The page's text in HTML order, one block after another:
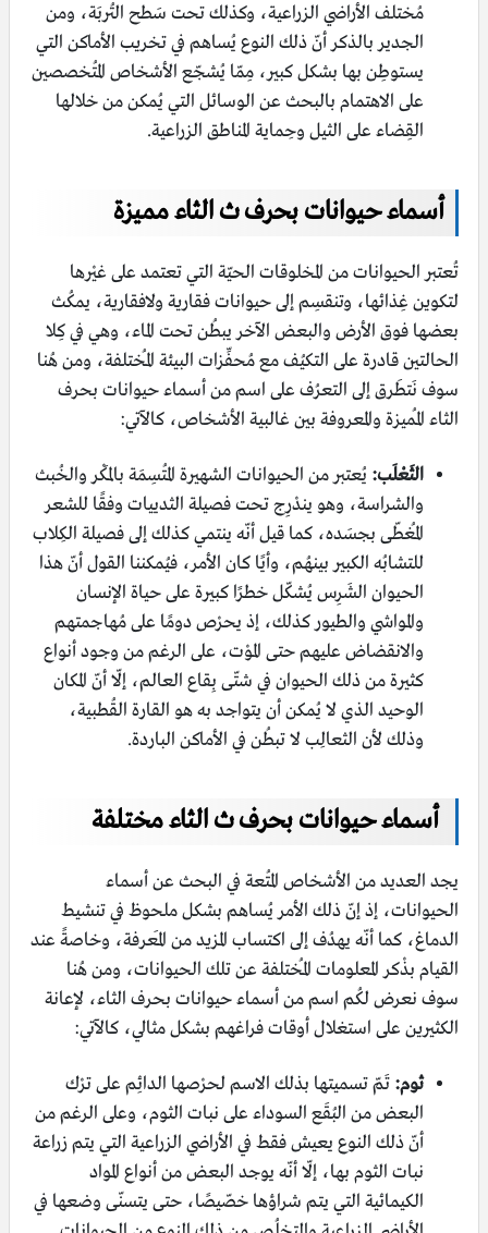
مُختلف الأراضي الزراعية، وكذلك تحت سَطح التُربَة، ومن
الجدير بالذكر أنّ ذلك النوع يُساهم في تخريب الأماكن التي
يستوطِن بها بشكل كبير، مِمّا يُشجّع الأشخاص المُتخصصين
على الاهتمام بالبحث عن الوسائل التي يُمكن من خلالها
القِضاء على الثيل وحِماية المناطق الزراعية.
أسماء حيوانات بحرف ث الثاء مميزة
تُعتبر الحيوانات من المخلوقات الحيّة التي تعتمد على غيْرها
لتكوين غِذائها، وتنقسِم إلى حيوانات فقارية ولافقارية، يمكُث
بعضها فوق الأرض والبعض الآخر يبطُن تحت الماء، وهي في كِلا
الحالتين قادرة على التكيُف مع مُحفِّزات البيئة المُختلفة، ومن هُنا
سوف نَتطَرق إلى التعرُف على اسم من أسماء حيوانات بحرف
الثاء المُميزة والمعروفة بين غالبية الأشخاص، كالآتي:
الثَعْلَب: يُعتبر من الحيوانات الشهيرة المُتسِمَة بالمَكْر والخُبث
والشراسة، وهو يندْرِج تحت فصيلة الثدييات وفقًا للشعر
المُغطّى بجسَده، كما قيل أنّه ينتمي كذلك إلى فصيلة الكِلاب
للتشابُه الكبير بينهُم، وأيًا كان الأمر، فيُمكننا القول أنّ هذا
الحيوان الشَرِس يُشكّل خطرًا كبيرة على حياة الإنسان
والمواشي والطيور كذلك، إذ يحرْص دومًا على مُهاجمتهم
والانقضاض عليهم حتى الموْت، على الرغم من وجود أنواع
كثيرة من ذلك الحيوان في شتّى بِقاع العالم، إلّا أنّ المكان
الوحيد الذي لا يُمكن أن يتواجد به هو القارة القُطبية،
وذلك لأن الثعالِب لا تبطُن في الأماكن الباردة.
أسماء حيوانات بحرف ث الثاء مختلفة
يجد العديد من الأشخاص المُتعة في البحث عن أسماء
الحيوانات، إذ إنّ ذلك الأمر يُساهم بشكل ملحوظ في تنشيط
الدماغ، كما أنّه يهدُف إلى اكتساب المزيد من المَعرفة، وخاصةً عند
القيام بذْكر المعلومات المُختلفة عن تلك الحيوانات، ومن هُنا
سوف نعرض لكُم اسم من أسماء حيوانات بحرف الثاء، لإعانة
الكثيرين على استغلال أوقات فراغهم بشكل مثالي، كالآتي:
ثوم: تَمّ تسميتها بذلك الاسم لحرْصها الدائِم على ترْك
البعض من البُقَع السوداء على نبات الثوم، وعلى الرغم من
أنّ ذلك النوع يعيش فقط في الأراضي الزراعية التي يتم زراعة
نبات الثوم بها، إلّا أنّه يوجد البعض من أنواع المواد
الكيمائية التي يتم شراؤها خصّيصًا، حتى يتسنّى وضعها في